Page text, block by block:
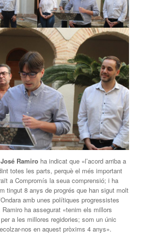
José Ramiro ha indicat que «l’acord arriba a
totes les parts, perquè el més important
a Compromís la seua comprensió; i ha
tingut 8 anys de progrés que han sigut molt
amb unes polítiques progressistes
ha assegurat «tenim els millors
a les millores regidories; som un únic
nos en aquest pròxims 4 anys».